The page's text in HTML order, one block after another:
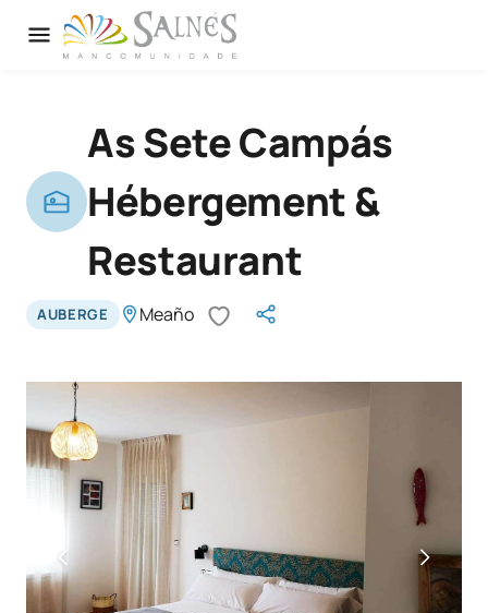
As Sete Campás
Hébergement &
Restaurant
AUBERGE Meaño